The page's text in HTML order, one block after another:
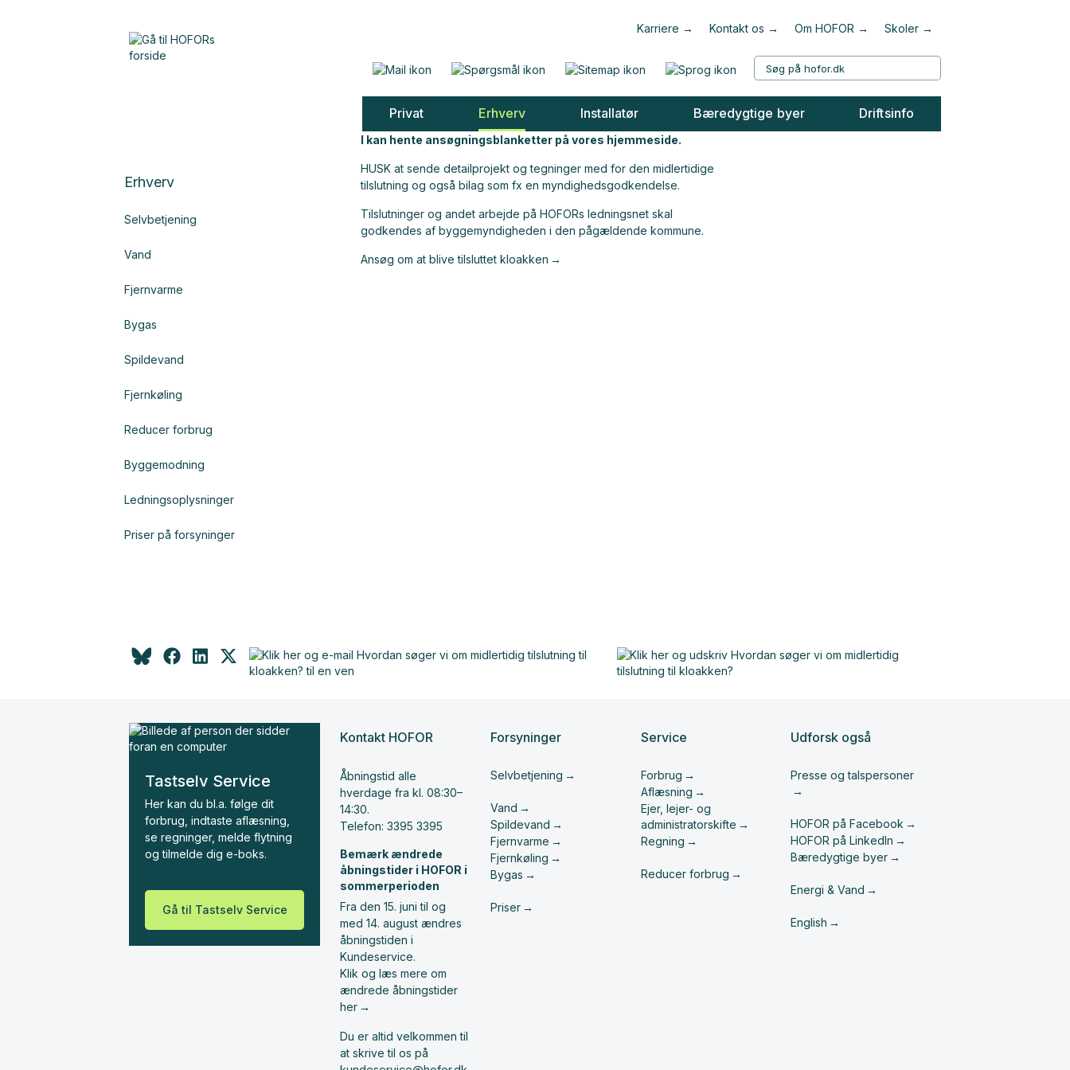
Karriere Kontakt os Om HOFOR Skoler
Privat Erhverv Installatør Bæredygtige byer Driftsinfo
I kan hente ansøgningsblanketter på vores hjemmeside.
HUSK at sende detailprojekt og tegninger med for den midlertidige
tilslutning og også bilag som fx en myndighedsgodkendelse.
Tilslutninger og andet arbejde på HOFORs ledningsnet skal
godkendes af byggemyndigheden i den pågældende kommune.
Ansøg om at blive tilsluttet kloakken
Erhverv
Selvbetjening
Vand
Fjernvarme
Bygas
Spildevand
Fjernkøling
Reducer forbrug
Byggemodning
Ledningsoplysninger
Priser på forsyninger
Tastselv Service
Her kan du bl.a. følge dit
forbrug, indtaste aflæsning,
se regninger, melde flytning
og tilmelde dig e-boks.
Gå til Tastselv Service
Kontakt HOFOR
Åbningstid alle
hverdage fra kl. 08:30–
14:30.
Telefon: 3395 3395
Bemærk ændrede
åbningstider i HOFOR i
sommerperioden
Fra den 15. juni til og
med 14. august ændres
åbningstiden i
Kundeservice.
Klik og læs mere om
ændrede åbningstider
her
Du er altid velkommen til
at skrive til os på
Forsyninger
Selvbetjening
Vand
Spildevand
Fjernvarme
Fjernkøling
Bygas
Priser
Service
Forbrug
Aflæsning
Ejer, lejer- og
administratorskifte
Regning
Reducer forbrug
Udforsk også
Presse og talspersoner
HOFOR på Facebook
HOFOR på LinkedIn
Bæredygtige byer
Energi & Vand
English